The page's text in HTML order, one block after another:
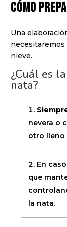
Cómo
Una
necesitaremos
nieve.
¿Cuál es
nata?
nevera o
otro lleno
En
que
la nata.